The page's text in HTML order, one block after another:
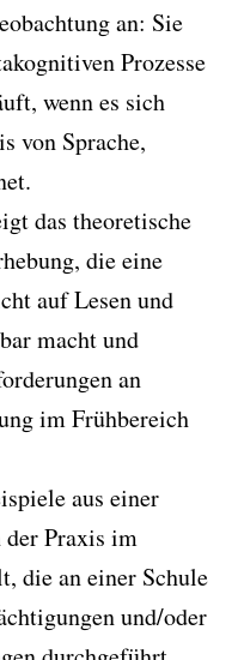
an: Sie
Prozesse
wenn es sich
von Sprache,
das theoretische
die eine
auf Lesen und
macht und
an
im Frühbereich
aus einer
Praxis im
die an einer Schule
und/oder